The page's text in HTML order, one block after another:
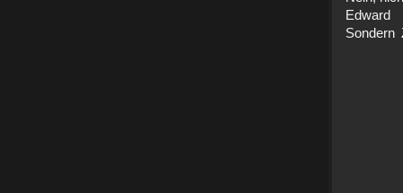
Edward
Sondern